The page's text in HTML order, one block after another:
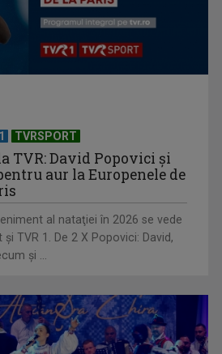
temporar greva generală din
TVRSPORT
TVR: David Popovici și
aur la Europenele de
al nataţiei în 2026 se vede
TVR 1. De 2 X Popovici: David,
şi ...